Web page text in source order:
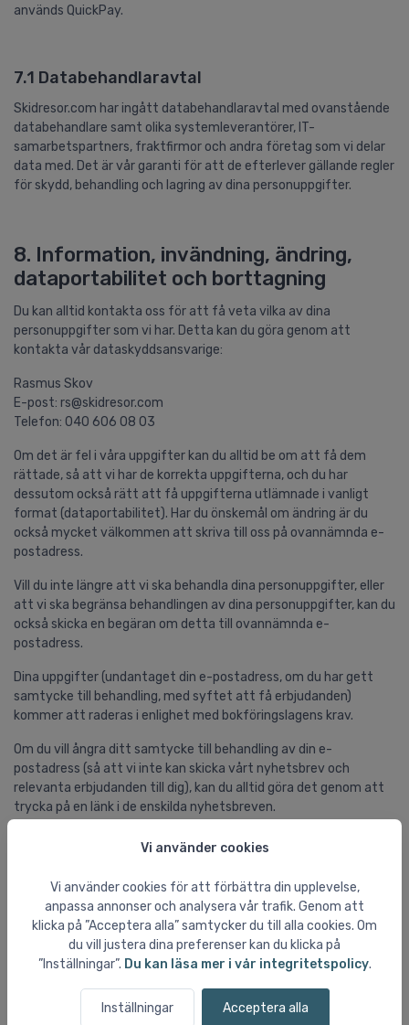
Vi använder cookies
Vi använder cookies för att förbättra din upplevelse,
anpassa annonser och analysera vår trafik. Genom att
klicka på ”Acceptera alla” samtycker du till alla cookies. Om
du vill justera dina preferenser kan du klicka på
”Inställningar”. Du kan läsa mer i vår integritetspolicy.
Inställningar Acceptera alla
används QuickPay.
7.1 Databehandlaravtal
Skidresor.com har ingått databehandlaravtal med ovanstående
databehandlare samt olika systemleverantörer, IT-
samarbetspartners, fraktfirmor och andra företag som vi delar
data med. Det är vår garanti för att de efterlever gällande regler
för skydd, behandling och lagring av dina personuppgifter.
8. Information, invändning, ändring,
dataportabilitet och borttagning
Du kan alltid kontakta oss för att få veta vilka av dina
personuppgifter som vi har. Detta kan du göra genom att
kontakta vår dataskyddsansvarige:
Rasmus Skov
E-post: rs@skidresor.com
Telefon: 040 606 08 03
Om det är fel i våra uppgifter kan du alltid be om att få dem
rättade, så att vi har de korrekta uppgifterna, och du har
dessutom också rätt att få uppgifterna utlämnade i vanligt
format (dataportabilitet). Har du önskemål om ändring är du
också mycket välkommen att skriva till oss på ovannämnda e-
postadress.
Vill du inte längre att vi ska behandla dina personuppgifter, eller
att vi ska begränsa behandlingen av dina personuppgifter, kan du
också skicka en begäran om detta till ovannämnda e-
postadress.
Dina uppgifter (undantaget din e-postadress, om du har gett
samtycke till behandling, med syftet att få erbjudanden)
kommer att raderas i enlighet med bokföringslagens krav.
Om du vill ångra ditt samtycke till behandling av din e-
postadress (så att vi inte kan skicka vårt nyhetsbrev och
relevanta erbjudanden till dig), kan du alltid göra det genom att
trycka på en länk i de enskilda nyhetsbreven.
Den nya dataskyddsförordningen som trädde i kraft den 25 maj
2018 garanterar dig rätten att bli bortglömd. Det vill säga att du
har rätt att kräva att Skidresor.com tar bort personliga
uppgifter, som du inte längre vill ha offentliggjorda, behandlade
Du kan få dina personliga uppgifter borttagna genom att